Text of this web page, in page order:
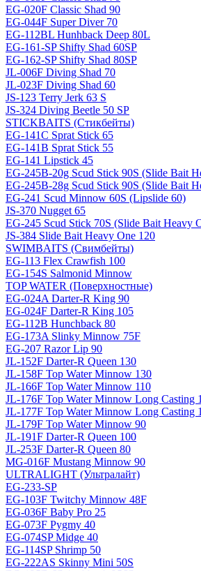
EG-020F Classic Shad 90
EG-044F Super Diver 70
EG-112BL Hunhback Deep 80L
EG-161-SP Shifty Shad 60SP
EG-162-SP Shifty Shad 80SP
JL-006F Diving Shad 70
JL-023F Diving Shad 60
JS-123 Terry Jerk 63 S
JS-324 Diving Beetle 50 SP
STICKBAITS (Стикбейты)
EG-141C Sprat Stick 65
EG-141B Sprat Stick 55
EG-141 Lipstick 45
EG-245B-20g Scud Stick 90S (Slide Bait
EG-245B-28g Scud Stick 90S (Slide Bait
EG-241 Scud Minnow 60S (Lipslide 60)
JS-370 Nugget 65
EG-245 Scud Stick 70S (Slide Bait Heavy
JS-384 Slide Bait Heavy One 120
SWIMBAITS (Свимбейты)
EG-113 Flex Crawfish 100
EG-154S Salmonid Minnow
TOP WATER (Поверхностные)
EG-024A Darter-R King 90
EG-024F Darter-R King 105
EG-112B Hunchback 80
EG-173A Slinky Minnow 75F
EG-207 Razor Lip 90
JL-152F Darter-R Queen 130
JL-158F Top Water Minnow 130
JL-166F Top Water Minnow 110
JL-176F Top Water Minnow Long Casting
JL-177F Top Water Minnow Long Casting
JL-179F Top Water Minnow 90
JL-191F Darter-R Queen 100
JL-253F Darter-R Queen 80
MG-016F Mustang Minnow 90
ULTRALIGHT (Ультралайт)
EG-233-SP
EG-103F Twitchy Minnow 48F
EG-036F Baby Pro 25
EG-073F Pygmy 40
EG-074SP Midge 40
EG-114SP Shrimp 50
EG-222AS Skinny Mini 50S